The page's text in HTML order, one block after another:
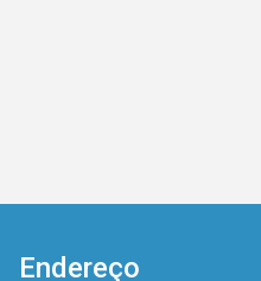
Endereço